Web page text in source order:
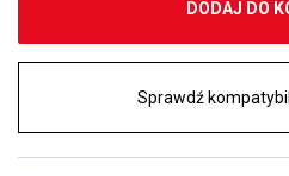
DODAJ DO
Sprawdź